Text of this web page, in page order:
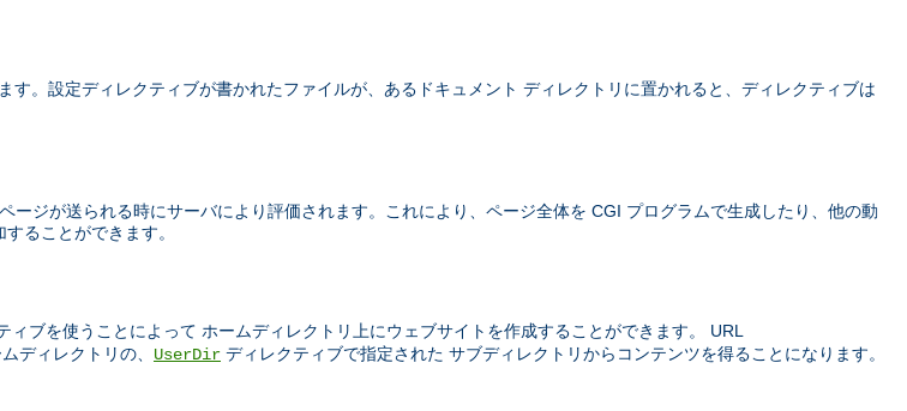
。設定ディレクティブが書かれたファイルが、あるドキュメント ディレクトリに置かれると、ディレクティブは
ジが送られる時にサーバにより評価されます。これにより、ページ全体を CGI プログラムで生成したり、他の動
ることができます。
ィブを使うことによって ホームディレクトリ上にウェブサイトを作成することができます。 URL
ディレクトリの、 UserDir ディレクティブで指定された サブディレクトリからコンテンツを得ることになります。